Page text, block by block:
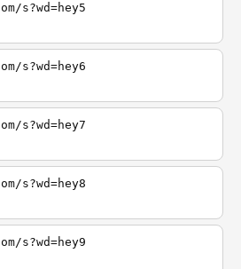
s?wd=hey5
s?wd=hey6
s?wd=hey7
s?wd=hey8
s?wd=hey9